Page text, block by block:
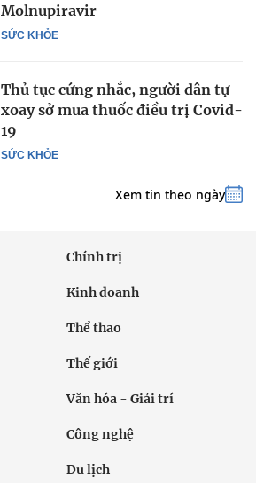
SỨC KHỎE
Molnupiravir
SỨC KHỎE
Thủ tục cứng nhắc, người dân tự
xoay sở mua thuốc điều trị Covid-
19
Xem tin theo ngày
Chính trị
Kinh doanh
Thể thao
Thế giới
Văn hóa - Giải trí
Công nghệ
Du lịch